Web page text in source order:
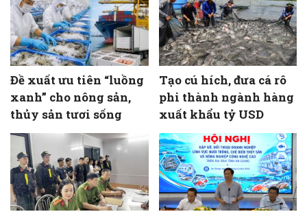
Đề xuất ưu tiên “luồng
xanh” cho nông sản,
thủy sản tươi sống
Tạo cú hích, đưa cá rô
phi thành ngành hàng
xuất khẩu tỷ USD